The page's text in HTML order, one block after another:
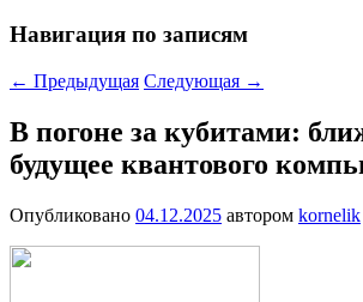
Навигация по записям
← Предыдущая Следующая →
В погоне за кубитами:
будущее квантового
Опубликовано 04.12.2025 автором kornelik